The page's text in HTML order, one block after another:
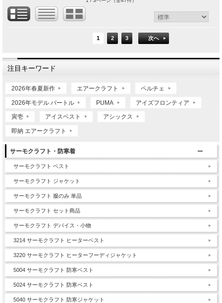
1 2 3 次へ
注目キーワード
2026年春夏新作 エアークラフト ペルチェ
2026年モデル バートル PUMA アイズフロンティア
寅壱 アイスベスト アシックス
即納 エアークラフト
サーモクラフト・防寒着
サーモクラフト ベスト
サーモクラフト ジャケット
サーモクラフト 服のみ 単品
サーモクラフト セット商品
サーモクラフト デバイス・小物
3214 サーモクラフト ヒーターベスト
3220 サーモクラフト ヒーターフーディジャケット
5004 サーモクラフト 防寒ベスト
5024 サーモクラフト 防寒ベスト
5040 サーモクラフト 防寒ジャケット